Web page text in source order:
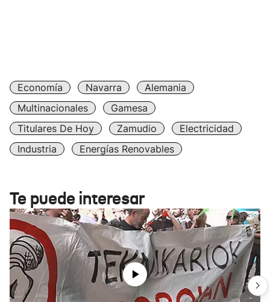
Economía Navarra
Alemania
Multinacionales
Gamesa
Titulares De Hoy
Zamudio
Electricidad
Industria
Energías Renovables
Te puede interesar